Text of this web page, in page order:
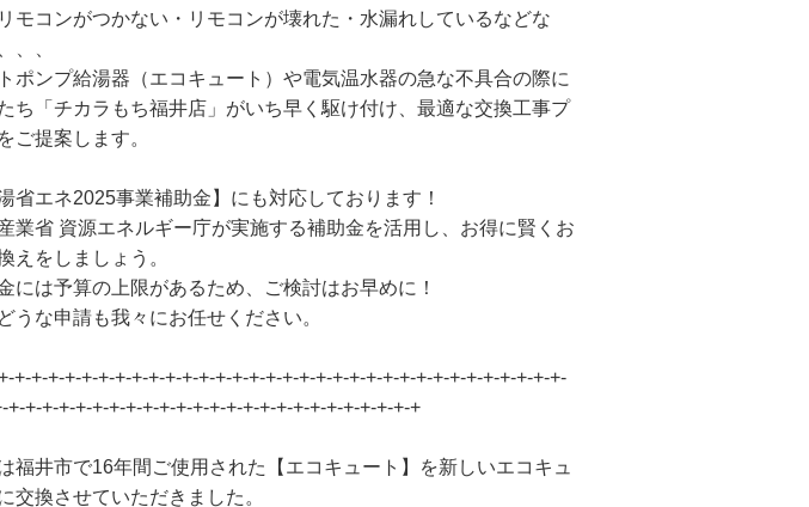
モコンがつかない・リモコンが壊れた・水漏れしているなどな
、、
ポンプ給湯器（エコキュート）や電気温水器の急な不具合の際に
ち「チカラもち福井店」がいち早く駆け付け、最適な交換工事プ
ご提案します。
湯省エネ2025事業補助金】にも対応しております！
業省 資源エネルギー庁が実施する補助金を活用し、お得に賢くお
えをしましょう。
には予算の上限があるため、ご検討はお早めに！
うな申請も我々にお任せください。
+-+-+-+-+-+-+-+-+-+-+-+-+-+-+-+-+-+-+-+-+-+-+-+-+-+-+-+-+-+-+-+-+-
+-+-+-+-+-+-+-+-+-+-+-+-+-+-+-+-+-+-+-+-+-+-+-+-+
福井市で16年間ご使用された【エコキュート】を新しいエコキュ
交換させていただきました。